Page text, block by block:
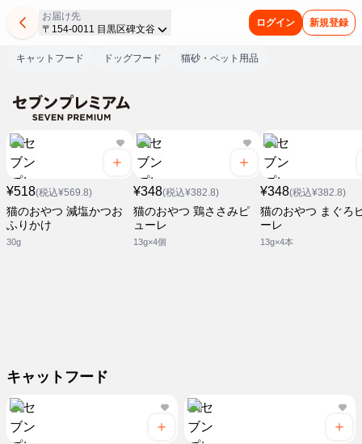
お届け先
〒154-0011 目黒区碑文谷
ログイン 新規登録
キャットフード ドッグフード 猫砂・ペット用品
¥518(税込¥569.8)
猫のおやつ 減塩かつお
ふりかけ
30g
¥348(税込¥382.8)
猫のおやつ 鶏ささみピ
ューレ
13g×4個
¥348(税込¥382.8)
猫のおやつ まぐろ
ーレ
13g×4本
キャットフード